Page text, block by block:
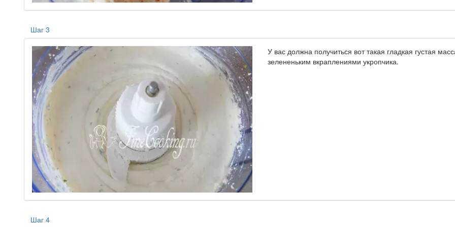
Шаг 3
У вас должна получиться вот такая гладкая густая
зелененьким вкраплениями укропчика.
Шаг 4